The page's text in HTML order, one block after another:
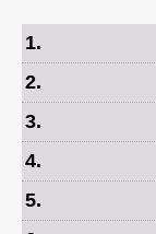
1.
2.
3.
4.
5.